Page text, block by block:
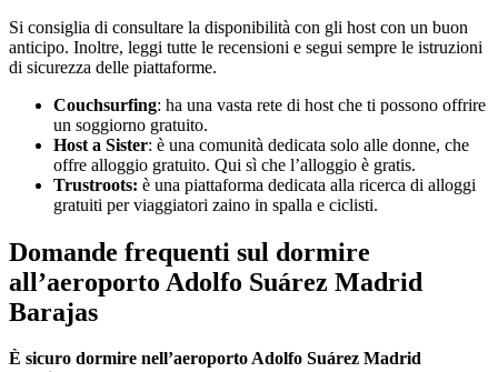
Si consiglia di consultare la disponibilità con gli host con un buon
anticipo. Inoltre, leggi tutte le recensioni e segui sempre le istruzioni
di sicurezza delle piattaforme.
Couchsurfing: ha una vasta rete di host che ti possono offrire
un soggiorno gratuito.
Host a Sister: è una comunità dedicata solo alle donne, che
offre alloggio gratuito. Qui sì che l’alloggio è gratis.
Trustroots: è una piattaforma dedicata alla ricerca di alloggi
gratuiti per viaggiatori zaino in spalla e ciclisti.
Domande frequenti sul dormire
all’aeroporto Adolfo Suárez Madrid
Barajas
È sicuro dormire nell’aeroporto Adolfo Suárez Madrid